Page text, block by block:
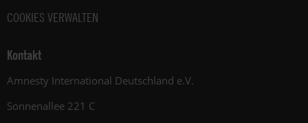
COOKIES VERWALTEN
Kontakt
Amnesty International Deutschland e.V.
Sonnenallee 221 C